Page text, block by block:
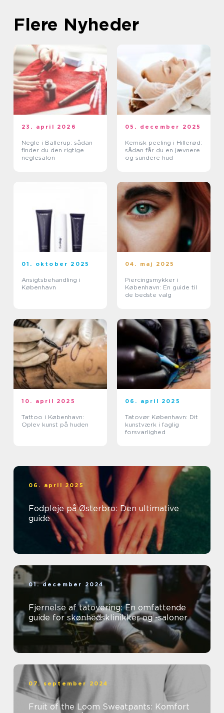
Flere Nyheder
23. april 2026
Negle i Ballerup: sådan
finder du den rigtige
neglesalon
05. december 2025
Kemisk peeling i Hillerød:
sådan får du en jævnere
og sundere hud
01. oktober 2025
Ansigtsbehandling i
København
04. maj 2025
Piercingsmykker i
København: En guide til
de bedste valg
10. april 2025
Tattoo i København:
Oplev kunst på huden
06. april 2025
Tatovør København: Dit
kunstværk i faglig
forsvarlighed
06. april 2025
Fodpleje på Østerbro: Den ultimative
guide
01. december 2024
Fjernelse af tatovering: En omfattende
guide for skønhedsklinikker og -saloner
07. september 2024
Fruit of the Loom Sweatpants: Komfort